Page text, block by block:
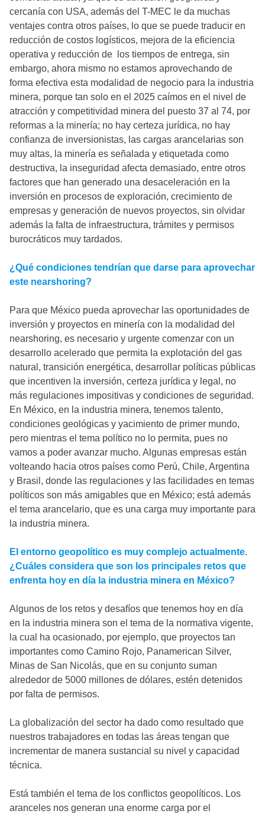
cercanía con USA, además del T-MEC le da muchas
ventajes contra otros países, lo que se puede traducir en
reducción de costos logísticos, mejora de la eficiencia
operativa y reducción de los tiempos de entrega, sin
embargo, ahora mismo no estamos aprovechando de
forma efectiva esta modalidad de negocio para la industria
minera, porque tan solo en el 2025 caímos en el nivel de
atracción y competitividad minera del puesto 37 al 74, por
reformas a la minería; no hay certeza jurídica, no hay
confianza de inversionistas, las cargas arancelarias son
muy altas, la minería es señalada y etiquetada como
destructiva, la inseguridad afecta demasiado, entre otros
factores que han generado una desaceleración en la
inversión en procesos de exploración, crecimiento de
empresas y generación de nuevos proyectos, sin olvidar
además la falta de infraestructura, trámites y permisos
burocráticos muy tardados.
¿Qué condiciones tendrían que darse para aprovechar
este nearshoring?
Para que México pueda aprovechar las oportunidades de
inversión y proyectos en minería con la modalidad del
nearshoring, es necesario y urgente comenzar con un
desarrollo acelerado que permita la explotación del gas
natural, transición energética, desarrollar políticas públicas
que incentiven la inversión, certeza jurídica y legal, no
más regulaciones impositivas y condiciones de seguridad.
En México, en la industria minera, tenemos talento,
condiciones geológicas y yacimiento de primer mundo,
pero mientras el tema político no lo permita, pues no
vamos a poder avanzar mucho. Algunas empresas están
volteando hacia otros países como Perú, Chile, Argentina
y Brasil, donde las regulaciones y las facilidades en temas
políticos son más amigables que en México; está además
el tema arancelario, que es una carga muy importante para
la industria minera.
El entorno geopolítico es muy complejo actualmente.
¿Cuáles considera que son los principales retos que
enfrenta hoy en día la industria minera en México?
Algunos de los retos y desafíos que tenemos hoy en día
en la industria minera son el tema de la normativa vigente,
la cual ha ocasionado, por ejemplo, que proyectos tan
importantes como Camino Rojo, Panamerican Silver,
Minas de San Nicolás, que en su conjunto suman
alrededor de 5000 millones de dólares, estén detenidos
por falta de permisos.
La globalización del sector ha dado como resultado que
nuestros trabajadores en todas las áreas tengan que
incrementar de manera sustancial su nivel y capacidad
técnica.
Está también el tema de los conflictos geopolíticos. Los
aranceles nos generan una enorme carga por el